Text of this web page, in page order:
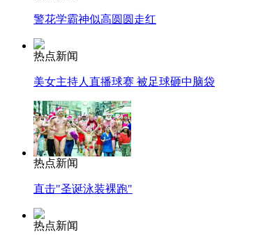
警花学霸神似高圆圆走红
热点新闻
美女主持人直播球赛 被足球砸中脑袋
热点新闻
直击"圣诞泳装裸跑"
热点新闻